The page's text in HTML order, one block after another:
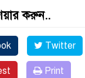
করুন..
Twitter
Print